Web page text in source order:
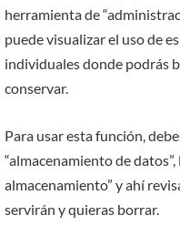
herramienta de
puede visualizar el uso de
individuales donde podrás
conservar.
Para usar esta función,
“almacenamiento de
almacenamiento” y ahí
servirán y quieras borrar.